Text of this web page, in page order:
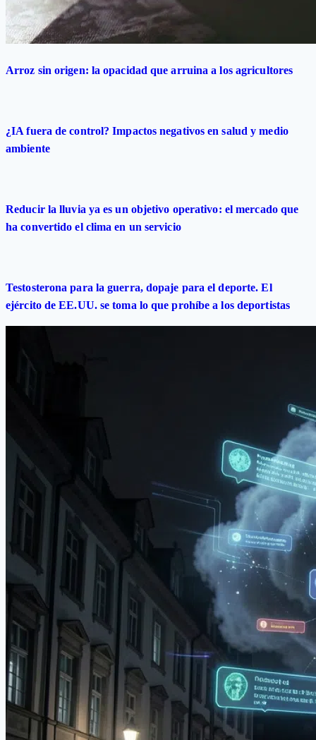
Arroz sin origen: la opacidad que arruina a los agricultores
¿IA fuera de control? Impactos negativos en salud y medio
ambiente
Reducir la lluvia ya es un objetivo operativo: el mercado que
ha convertido el clima en un servicio
Testosterona para la guerra, dopaje para el deporte. El
ejército de EE.UU. se toma lo que prohíbe a los deportistas